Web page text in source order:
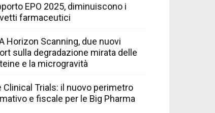
EPO 2025, diminuiscono i
farmaceutici
Horizon Scanning, due nuovi
sulla degradazione mirata delle
e la microgravità
Clinical Trials: il nuovo perimetro
e fiscale per le Big Pharma